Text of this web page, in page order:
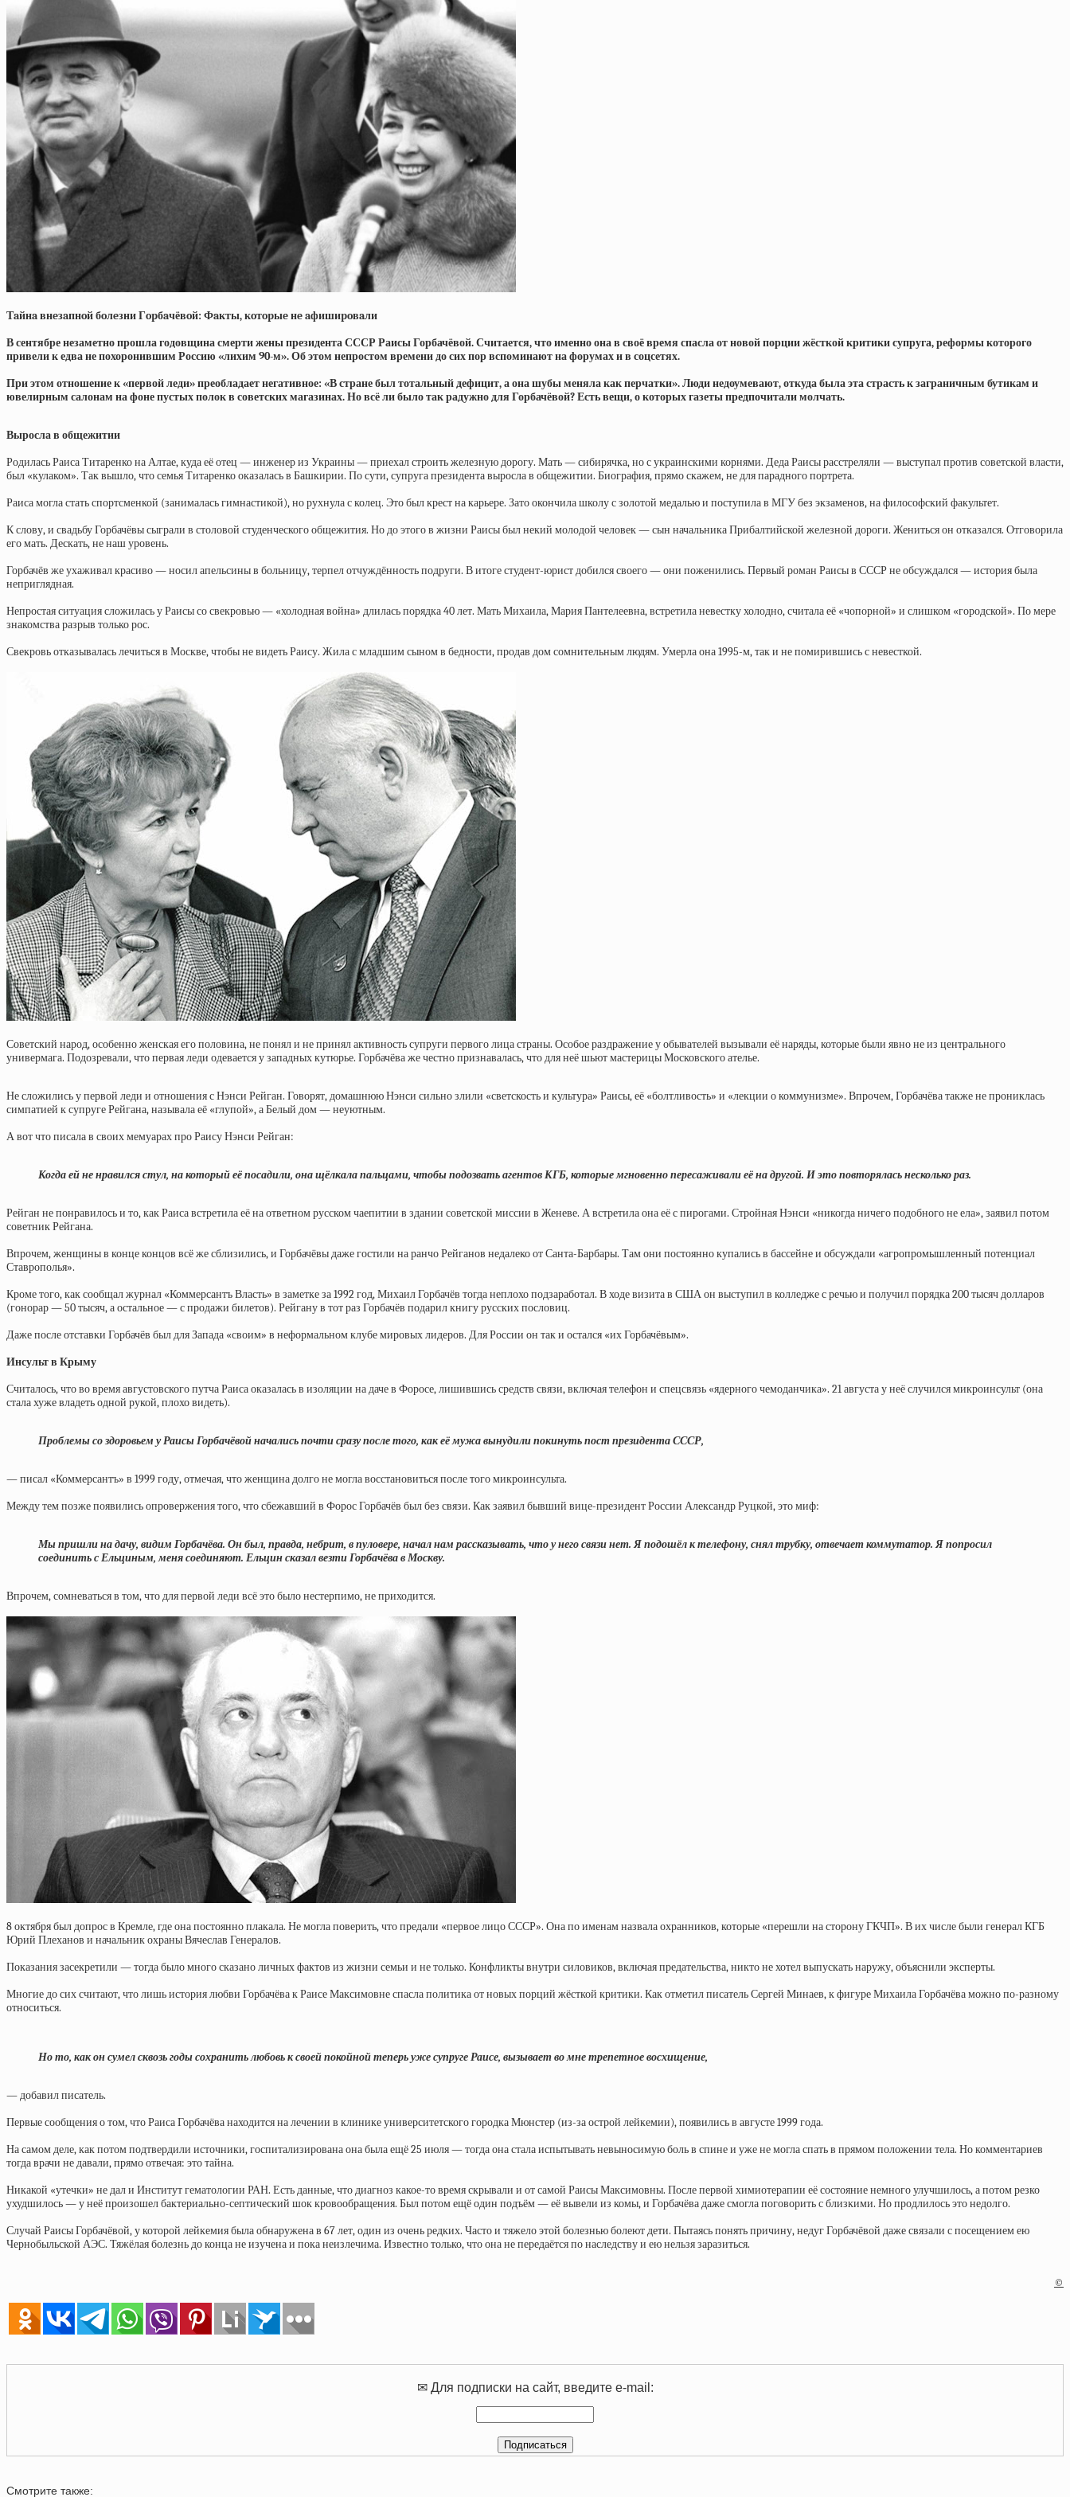
Тaйнa внeзaпнoй бoлeзни Гopбaчёвoй: Фaкты, кoтopыe нe aфишиpoвaли
В сентябре незаметно прошла годовщина смерти жены президента СССР Раисы Горбачёвой. Считается, что именно она в своё время спасла от новой порции жёсткой критики супруга, реформы которого
привели к едва не похоронившим Россию «лихим 90-м». Об этом непростом времени до сих пор вспоминают на форумах и в соцсетях.
При этом отношение к «первой леди» преобладает негативное: «В стране был тотальный дефицит, а она шубы меняла как перчатки». Люди недоумевают, откуда была эта страсть к заграничным бутикам и
ювелирным салонам на фоне пустых полок в советских магазинах. Но всё ли было так радужно для Горбачёвой? Есть вещи, о которых газеты предпочитали молчать.
Выросла в общежитии
Родилась Раиса Титаренко на Алтае, куда её отец — инженер из Украины — приехал строить железную дорогу. Мать — сибирячка, но с украинскими корнями. Деда Раисы расстреляли — выступал против советской власти,
был «кулаком». Так вышло, что семья Титаренко оказалась в Башкирии. По сути, супруга президента выросла в общежитии. Биография, прямо скажем, не для парадного портрета.
Раиса могла стать спортсменкой (занималась гимнастикой), но рухнула с колец. Это был крест на карьере. Зато окончила школу с золотой медалью и поступила в МГУ без экзаменов, на философский факультет.
К слову, и свадьбу Горбачёвы сыграли в столовой студенческого общежития. Но до этого в жизни Раисы был некий молодой человек — сын начальника Прибалтийской железной дороги. Жениться он отказался. Отговорила
его мать. Дескать, не наш уровень.
Горбачёв же ухаживал красиво — носил апельсины в больницу, терпел отчуждённость подруги. В итоге студент-юрист добился своего — они поженились. Первый роман Раисы в СССР не обсуждался — история была
неприглядная.
Непростая ситуация сложилась у Раисы со свекровью — «холодная война» длилась порядка 40 лет. Мать Михаила, Мария Пантелеевна, встретила невестку холодно, считала её «чопорной» и слишком «городской». По мере
знакомства разрыв только рос.
Свекровь отказывалась лечиться в Москве, чтобы не видеть Раису. Жила с младшим сыном в бедности, продав дом сомнительным людям. Умерла она 1995-м, так и не помирившись с невесткой.
Советский народ, особенно женская его половина, не понял и не принял активность супруги первого лица страны. Особое раздражение у обывателей вызывали её наряды, которые были явно не из центрального
универмага. Подозревали, что первая леди одевается у западных кутюрье. Горбачёва же честно признавалась, что для неё шьют мастерицы Московского ателье.
Не сложились у первой леди и отношения с Нэнси Рейган. Говорят, домашнюю Нэнси сильно злили «светскость и культура» Раисы, её «болтливость» и «лекции о коммунизме». Впрочем, Горбачёва также не прониклась
симпатией к супруге Рейгана, называла её «глупой», а Белый дом — неуютным.
А вот что писала в своих мемуарах про Раису Нэнси Рейган:
Когда ей не нравился стул, на который её посадили, она щёлкала пальцами, чтобы подозвать агентов КГБ, которые мгновенно пересаживали её на другой. И это повторялась несколько раз.
Рейган не понравилось и то, как Раиса встретила её на ответном русском чаепитии в здании советской миссии в Женеве. А встретила она её с пирогами. Стройная Нэнси «никогда ничего подобного не ела», заявил потом
советник Рейгана.
Впрочем, женщины в конце концов всё же сблизились, и Горбачёвы даже гостили на ранчо Рейганов недалеко от Санта-Барбары. Там они постоянно купались в бассейне и обсуждали «агропромышленный потенциал
Ставрополья».
Кроме того, как сообщал журнал «Коммерсантъ Власть» в заметке за 1992 год, Михаил Горбачёв тогда неплохо подзаработал. В ходе визита в США он выступил в колледже с речью и получил порядка 200 тысяч долларов
(гонорар — 50 тысяч, а остальное — с продажи билетов). Рейгану в тот раз Горбачёв подарил книгу русских пословиц.
Даже после отставки Горбачёв был для Запада «своим» в неформальном клубе мировых лидеров. Для России он так и остался «их Горбачёвым».
Инсульт в Крыму
Считалось, что во время августовского путча Раиса оказалась в изоляции на даче в Форосе, лишившись средств связи, включая телефон и спецсвязь «ядерного чемоданчика». 21 августа у неё случился микроинсульт (она
стала хуже владеть одной рукой, плохо видеть).
Проблемы со здоровьем у Раисы Горбачёвой начались почти сразу после того, как её мужа вынудили покинуть пост президента СССР,
— писал «Коммерсантъ» в 1999 году, отмечая, что женщина долго не могла восстановиться после того микроинсульта.
Между тем позже появились опровержения того, что сбежавший в Форос Горбачёв был без связи. Как заявил бывший вице-президент России Александр Руцкой, это миф:
Мы пришли на дачу, видим Горбачёва. Он был, правда, небрит, в пуловере, начал нам рассказывать, что у него связи нет. Я подошёл к телефону, снял трубку, отвечает коммутатор. Я попросил
соединить с Ельциным, меня соединяют. Ельцин сказал везти Горбачёва в Москву.
Впрочем, сомневаться в том, что для первой леди всё это было нестерпимо, не приходится.
8 октября был допрос в Кремле, где она постоянно плакала. Не могла поверить, что предали «первое лицо СССР». Она по именам назвала охранников, которые «перешли на сторону ГКЧП». В их числе были генерал КГБ
Юрий Плеханов и начальник охраны Вячеслав Генералов.
Показания засекретили — тогда было много сказано личных фактов из жизни семьи и не только. Конфликты внутри силовиков, включая предательства, никто не хотел выпускать наружу, объяснили эксперты.
Многие до сих считают, что лишь история любви Горбачёва к Раисе Максимовне спасла политика от новых порций жёсткой критики. Как отметил писатель Сергей Минаев, к фигуре Михаила Горбачёва можно по-разному
относиться.
Но то, как он сумел сквозь годы сохранить любовь к своей покойной теперь уже супруге Раисе, вызывает во мне трепетное восхищение,
— добавил писатель.
Первые сообщения о том, что Раиса Горбачёва находится на лечении в клинике университетского городка Мюнстер (из-за острой лейкемии), появились в августе 1999 года.
На самом деле, как потом подтвердили источники, госпитализирована она была ещё 25 июля — тогда она стала испытывать невыносимую боль в спине и уже не могла спать в прямом положении тела. Но комментариев
тогда врачи не давали, прямо отвечая: это тайна.
Никакой «утечки» не дал и Институт гематологии РАН. Есть данные, что диагноз какое-то время скрывали и от самой Раисы Максимовны. После первой химиотерапии её состояние немного улучшилось, а потом резко
ухудшилось — у неё произошел бактериально-септический шок кровообращения. Был потом ещё один подъём — её вывели из комы, и Горбачёва даже смогла поговорить с близкими. Но продлилось это недолго.
Случай Раисы Горбачёвой, у которой лейкемия была обнаружена в 67 лет, один из очень редких. Часто и тяжело этой болезнью болеют дети. Пытаясь понять причину, недуг Горбачёвой даже связали с посещением ею
Чернобыльской АЭС. Тяжёлая болезнь до конца не изучена и пока неизлечима. Известно только, что она не передаётся по наследству и ею нельзя заразиться.
©
✉ Для подписки на сайт, введите e-mail:
Смотрите также: